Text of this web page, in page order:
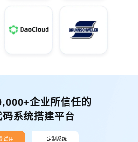
企业所信任的
码系统搭建平台
试用 定制系统